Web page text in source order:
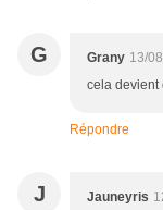
G Grany 13/
cela devient
Répondre
J Jauneyris